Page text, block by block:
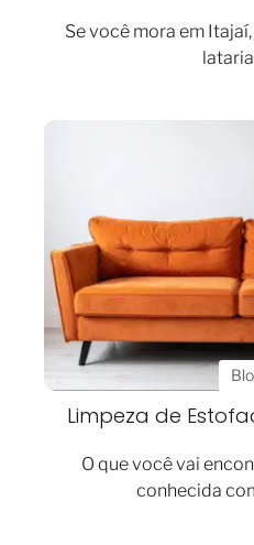
Se você mora em
Limpeza de
O que você vai
conhecida